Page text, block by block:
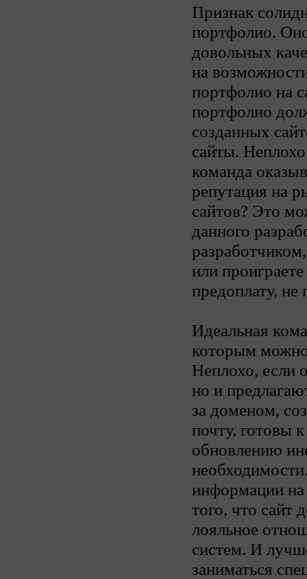
Признак
портфолио.
довольных
на
портфолио на
портфолио
созданных
сайты.
команда
репутация на
сайтов? Это
данного
или
предоплату, не
Идеальная
которым можно
Неплохо, если
но и
за доменом,
почту, готовы
обновлению
информации на
того, что сайт
лояльное
систем. И
заниматься